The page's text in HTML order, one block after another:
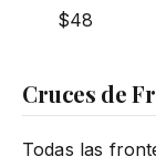
$48
Cruces de
Todas las